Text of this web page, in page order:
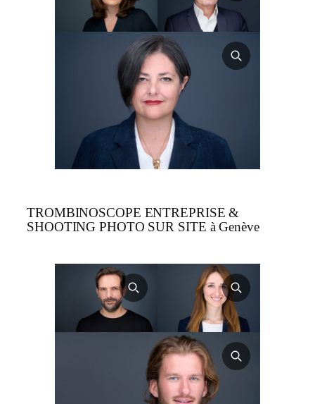
TROMBINOSCOPE ENTREPRISE &
SHOOTING PHOTO SUR SITE à Genève